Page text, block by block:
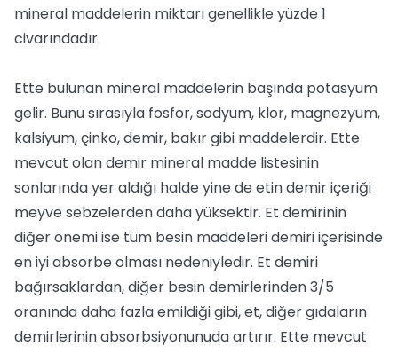
mineral maddelerin miktarı genellikle yüzde 1
civarındadır.
Ette bulunan mineral maddelerin başında potasyum
gelir. Bunu sırasıyla fosfor, sodyum, klor, magnezyum,
kalsiyum, çinko, demir, bakır gibi maddelerdir. Ette
mevcut olan demir mineral madde listesinin
sonlarında yer aldığı halde yine de etin demir içeriği
meyve sebzelerden daha yüksektir. Et demirinin
diğer önemi ise tüm besin maddeleri demiri içerisinde
en iyi absorbe olması nedeniyledir. Et demiri
bağırsaklardan, diğer besin demirlerinden 3/5
oranında daha fazla emildiği gibi, et, diğer gıdaların
demirlerinin absorbsiyonunuda artırır. Ette mevcut